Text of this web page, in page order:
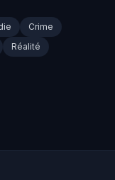
Crime
Réalité